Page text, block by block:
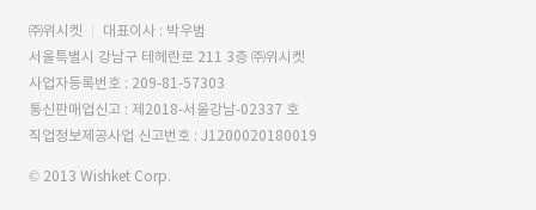
㈜위시켓
대표이사 : 박우범
서울특별시 강남구 테헤란로 211 3층 ㈜위시켓
사업자등록번호 : 209-81-57303
통신판매업신고 : 제2018-서울강남-02337 호
직업정보제공사업 신고번호 : J1200020180019
© 2013 Wishket Corp.